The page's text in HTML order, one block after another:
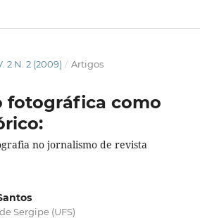
2 N. 2 (2009) / Artigos
fotográfica como
no jornalismo de revista
Sergipe (UFS)